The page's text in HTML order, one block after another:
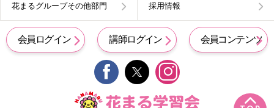
花まるグループその他部門 採用情報
会員ログイン 講師ログイン 会員コンテンツ
 